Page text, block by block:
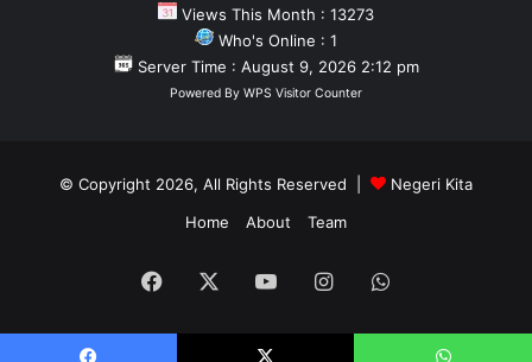
Views This Month : 13273
Who's Online : 1
Server Time : August 9, 2026 2:12 pm
Powered By WPS Visitor Counter
© Copyright 2026, All Rights Reserved |
Negeri Kita
Home
About Team
Facebook YouTubeInstagramWhatsApp